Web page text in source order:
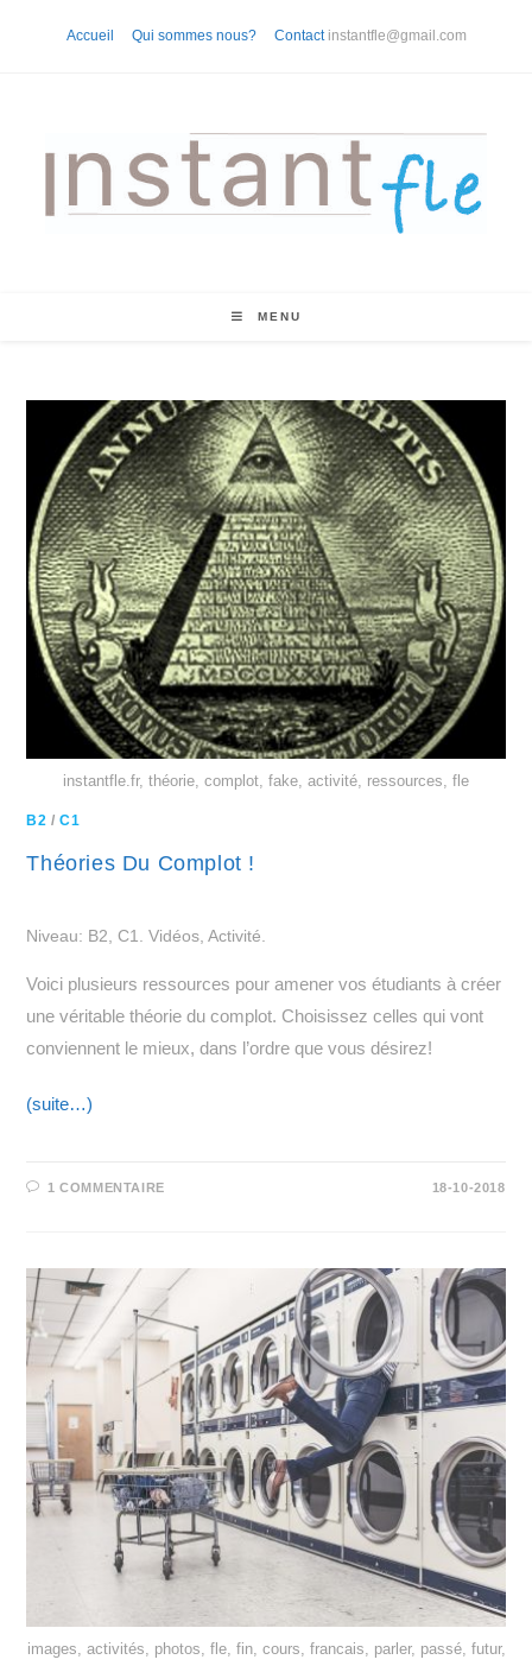
Accueil Qui sommes nous? Contact instantfle@gmail.com
MENU
instantfle.fr, théorie, complot, fake, activité, ressources, fle
B2 /C1
Théories Du Complot !
Niveau: B2, C1. Vidéos, Activité.
Voici plusieurs ressources pour amener vos étudiants à créer
une véritable théorie du complot. Choisissez celles qui vont
conviennent le mieux, dans l’ordre que vous désirez!
(suite…)
1 COMMENTAIRE 18-10-2018
images, activités, photos, fle, fin, cours, francais, parler, passé, futur,